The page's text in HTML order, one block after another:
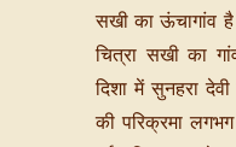
सखी का ऊंचागांव
चित्रा सखी का
दिशा में सुनहरा
की परिक्रमा